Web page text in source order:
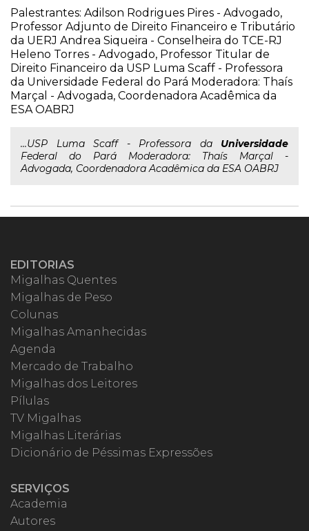
Palestrantes: Adilson Rodrigues Pires - Advogado,
Professor Adjunto de Direito Financeiro e Tributário
da UERJ Andrea Siqueira - Conselheira do TCE-RJ
Heleno Torres - Advogado, Professor Titular de
Direito Financeiro da USP Luma Scaff - Professora
da Universidade Federal do Pará Moderadora: Thaís
Marçal - Advogada, Coordenadora Acadêmica da
ESA OABRJ
...USP Luma Scaff - Professora da Universidade
Federal do Pará Moderadora: Thaís Marçal -
Advogada, Coordenadora Acadêmica da ESA OABRJ
EDITORIAS
Migalhas Quentes
Migalhas de Peso
Colunas
Migalhas Amanhecidas
Agenda
Mercado de Trabalho
Migalhas dos Leitores
Pílulas
TV Migalhas
Migalhas Literárias
Dicionário de Péssimas Expressões
SERVIÇOS
Academia
Autores